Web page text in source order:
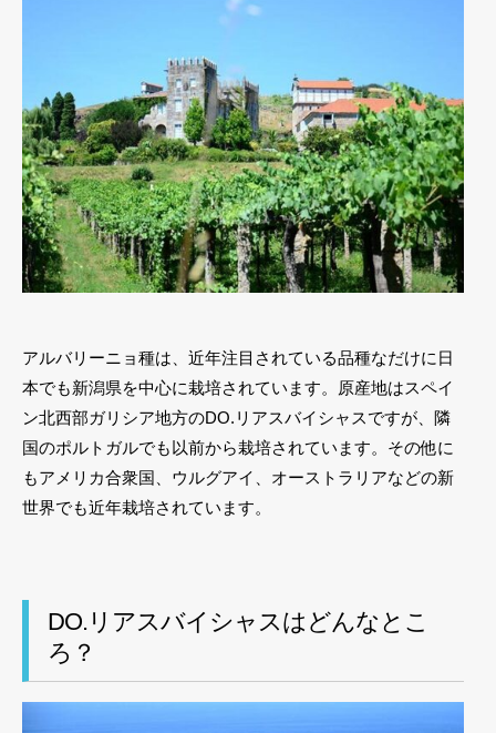
アルバリーニョ種は、近年注目されている品種なだけに日
本でも新潟県を中心に栽培されています。原産地はスペイ
ン北西部ガリシア地方のDO.リアスバイシャスですが、隣
国のポルトガルでも以前から栽培されています。その他に
もアメリカ合衆国、ウルグアイ、オーストラリアなどの新
世界でも近年栽培されています。
DO.リアスバイシャスはどんなとこ
ろ？